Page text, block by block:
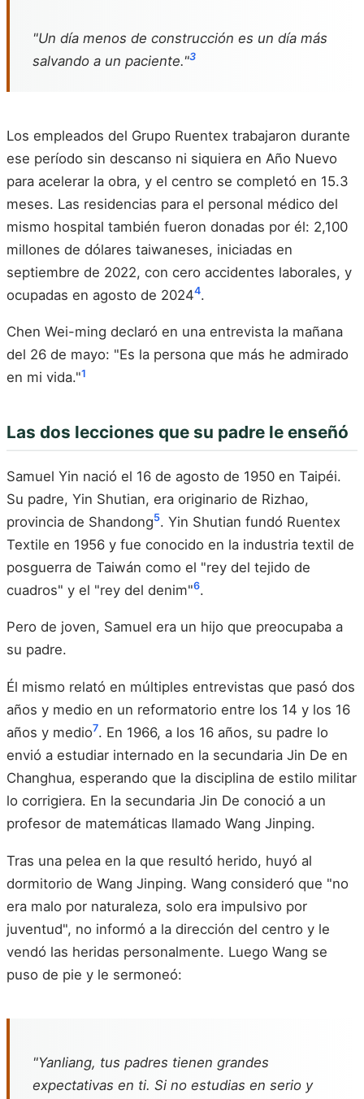
"Un día menos de construcción es un día más
salvando a un paciente."3
Los empleados del Grupo Ruentex trabajaron durante
ese período sin descanso ni siquiera en Año Nuevo
para acelerar la obra, y el centro se completó en 15.3
meses. Las residencias para el personal médico del
mismo hospital también fueron donadas por él: 2,100
millones de dólares taiwaneses, iniciadas en
septiembre de 2022, con cero accidentes laborales, y
ocupadas en agosto de 20244.
Chen Wei-ming declaró en una entrevista la mañana
del 26 de mayo: "Es la persona que más he admirado
en mi vida."1
Las dos lecciones que su padre le enseñó
Samuel Yin nació el 16 de agosto de 1950 en Taipéi.
Su padre, Yin Shutian, era originario de Rizhao,
provincia de Shandong5. Yin Shutian fundó Ruentex
Textile en 1956 y fue conocido en la industria textil de
posguerra de Taiwán como el "rey del tejido de
cuadros" y el "rey del denim"6.
Pero de joven, Samuel era un hijo que preocupaba a
su padre.
Él mismo relató en múltiples entrevistas que pasó dos
años y medio en un reformatorio entre los 14 y los 16
años y medio7. En 1966, a los 16 años, su padre lo
envió a estudiar internado en la secundaria Jin De en
Changhua, esperando que la disciplina de estilo militar
lo corrigiera. En la secundaria Jin De conoció a un
profesor de matemáticas llamado Wang Jinping.
Tras una pelea en la que resultó herido, huyó al
dormitorio de Wang Jinping. Wang consideró que "no
era malo por naturaleza, solo era impulsivo por
juventud", no informó a la dirección del centro y le
vendó las heridas personalmente. Luego Wang se
puso de pie y le sermoneó:
"Yanliang, tus padres tienen grandes
expectativas en ti. Si no estudias en serio y